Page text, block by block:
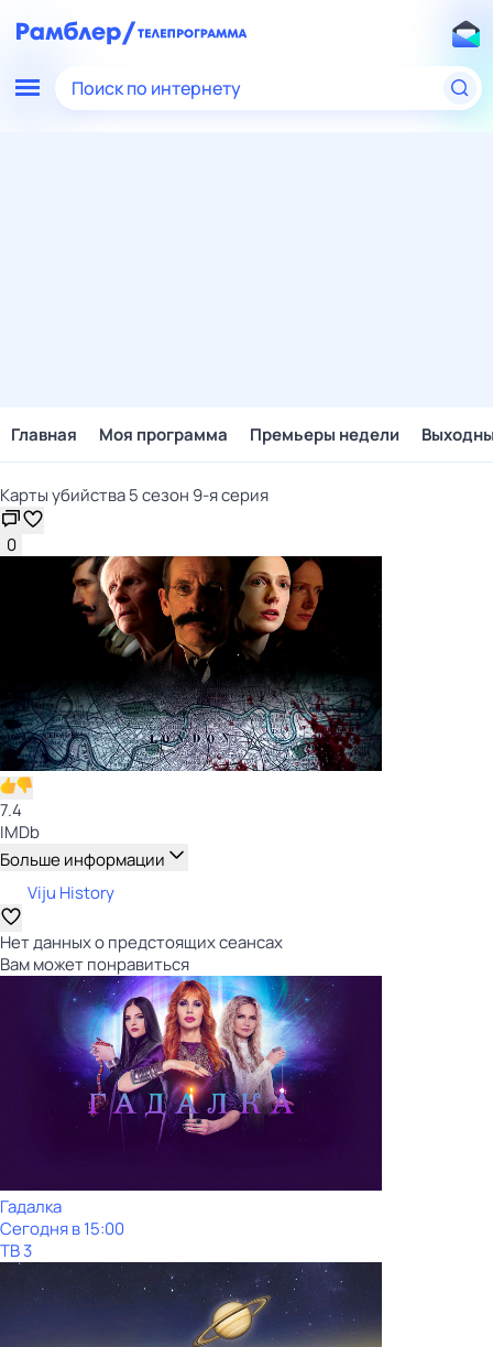
Поиск по интернету
Главная Моя программа Премьеры недели
Карты убийства 5 сезон 9-я серия
0
7.4
IMDb
Больше информации
Viju History
Нет данных о предстоящих сеансах
Вам может понравиться
Гадалка
Сегодня в 15:00
ТВ 3